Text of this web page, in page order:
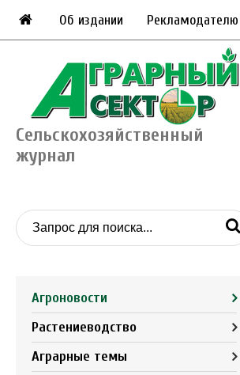
Об издании Рекламодателю
Сельскохозяйственный
журнал
Агроновости
Растениеводство
Аграрные темы